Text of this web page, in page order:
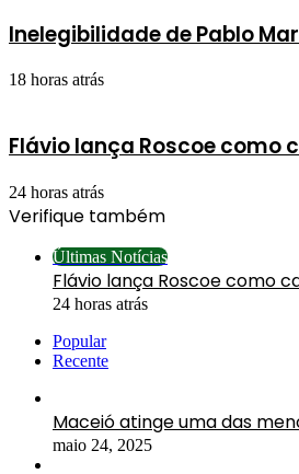
Inelegibilidade de Pablo
18 horas atrás
Flávio lança Roscoe como
24 horas atrás
Verifique também
Últimas Notícias
Flávio lança Roscoe como
24 horas atrás
Popular
Recente
Maceió atinge uma das
maio 24, 2025